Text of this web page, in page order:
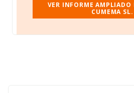
VER INFORME AMPLIADO
CUMEMA SL.